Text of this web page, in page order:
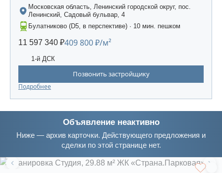
Московская область, Ленинский городской округ, пос.
Ленинский, Садовый бульвар, 4
Булатниково (D5, в перспективе) · 10 мин. пешком
11 597 340 ₽409 800 ₽/м²
1-й ДСК
Позвонить застройщику
Подробнее
Объявление неактивно
Ниже — архив карточки. Действующего предложения и
сделки по этой странице нет.